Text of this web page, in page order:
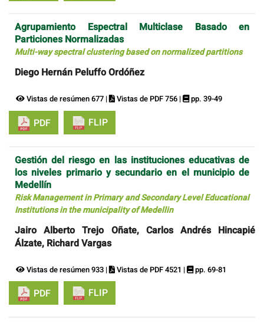
Agrupamiento Espectral Multiclase Basado en
Particiones Normalizadas
Multi-way spectral clustering based on normalized partitions
Diego Hernán Peluffo Ordóñez
Vistas de resúmen 677 | Vistas de PDF 756 | pp. 39-49
PDF FLIP
Gestión del riesgo en las instituciones educativas de
los niveles primario y secundario en el municipio de
Medellín
Risk Management in Primary and Secondary Level Educational
Institutions in the municipality of Medellin
Jairo Alberto Trejo Oñate, Carlos Andrés Hincapié
Álzate, Richard Vargas
Vistas de resúmen 933 | Vistas de PDF 4521 | pp. 69-81
PDF FLIP